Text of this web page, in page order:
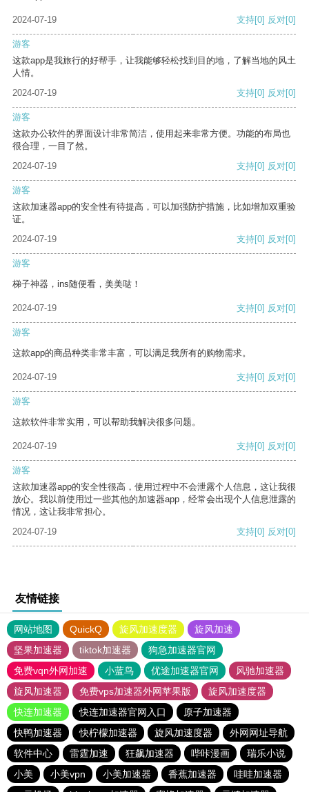
2024-07-19 支持[0] 反对[0]
游客
这款app是我旅行的好帮手，让我能够轻松找到目的地，了解当地的风土
人情。
2024-07-19
支持[0] 反对[0]
游客
这款办公软件的界面设计非常简洁，使用起来非常方便。功能的布局也
很合理，一目了然。
2024-07-19
支持[0] 反对[0]
游客
这款加速器app的安全性有待提高，可以加强防护措施，比如增加双重验
证。
2024-07-19
支持[0] 反对[0]
游客
梯子神器，ins随便看，美美哒！
2024-07-19 支持[0] 反对[0]
游客
这款app的商品种类非常丰富，可以满足我所有的购物需求。
2024-07-19 支持[0] 反对[0]
游客
这款软件非常实用，可以帮助我解决很多问题。
2024-07-19 支持[0] 反对[0]
游客
这款加速器app的安全性很高，使用过程中不会泄露个人信息，这让我很
放心。我以前使用过一些其他的加速器app，经常会出现个人信息泄露的
情况，这让我非常担心。
2024-07-19
支持[0] 反对[0]
友情链接
网站地图 QuickQ 旋风加速度器
旋风加速
坚果加速器
tiktok加速器
狗急加速器官网
免费vqn外网加速
小蓝鸟 优途加速器官网
风驰加速器
旋风加速器
免费vps加速器外网苹果版
旋风加速度器
快连加速器
快连加速器官网入口
原子加速器
快鸭加速器
快柠檬加速器 旋风加速度器
外网网址导航
软件中心
雷霆加速 狂飙加速器 哔咔漫画
瑞乐小说
小美
小美vpn 小美加速器 香蕉加速器
哇哇加速器